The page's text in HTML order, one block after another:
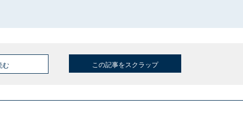
む この記事をスクラップ